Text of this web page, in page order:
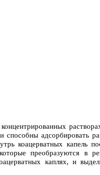
способны адсорбировать
коацерватных капель
преобразуются в
каплях, и